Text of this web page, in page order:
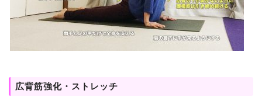
広背筋強化・ストレッチ